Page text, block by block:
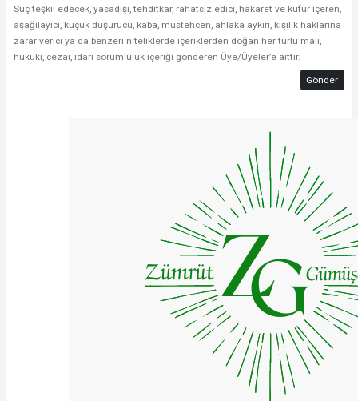
Suç teşkil edecek, yasadışı, tehditkar, rahatsız edici, hakaret ve küfür içeren,
aşağılayıcı, küçük düşürücü, kaba, müstehcen, ahlaka aykırı, kişilik haklarına
zarar verici ya da benzeri niteliklerde içeriklerden doğan her türlü mali,
hukuki, cezai, idari sorumluluk içeriği gönderen Üye/Üyeler’e aittir.
Gönder